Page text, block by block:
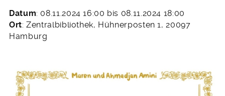
20.
Oktober
2024
Datum: 08.11.2024 16:00 bis 08.11.2024 18:00
Ort: Zentralbibliothek, Hühnerposten 1, 20097
Hamburg